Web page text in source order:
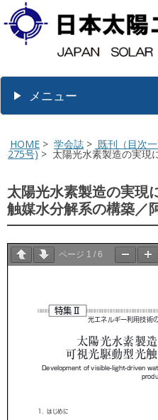
メニュー
HOME > 学会誌 > 既刊（目次一
275号) > 太陽光水素製造の実現
太陽光水素製造の実現
触媒水分解系の構築／
ページ 1 / 6